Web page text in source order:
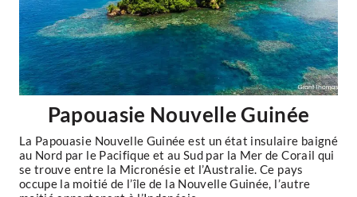
Papouasie Nouvelle Guinée
La Papouasie Nouvelle Guinée est un état insulaire baigné
au Nord par le Pacifique et au Sud par la Mer de Corail qui
se trouve entre la Micronésie et l’Australie. Ce pays
occupe la moitié de l’île de la Nouvelle Guinée, l’autre